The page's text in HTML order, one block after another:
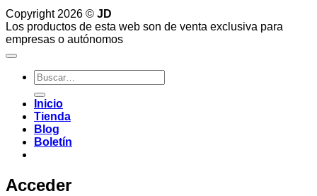
Copyright 2026 © JD
Los productos de esta web son de venta exclusiva para
empresas o autónomos
Buscar
por:
Inicio
Tienda
Blog
Boletín
Acceder